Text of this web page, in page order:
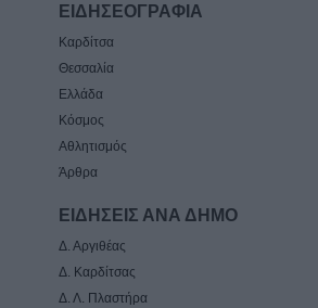
ΕΙΔΗΣΕΟΓΡΑΦΙΑ
Καρδίτσα
Θεσσαλία
Ελλάδα
Κόσμος
Αθλητισμός
Άρθρα
ΕΙΔΗΣΕΙΣ ΑΝΑ ΔΗΜΟ
Δ. Αργιθέας
Δ. Καρδίτσας
Δ. Λ. Πλαστήρα